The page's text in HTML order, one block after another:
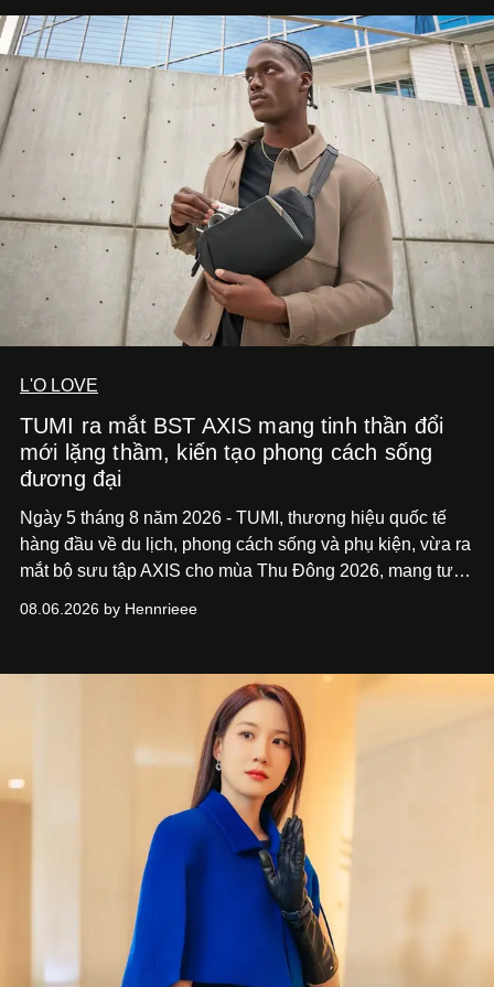
của nam nghệ sĩ khi lần đầu tiên anh trình làng một MV
solo được đầu tư toàn diện từ sáng tác, sản xuất, trình
diễn đến hình ảnh.
L'O LOVE
TUMI ra mắt BST AXIS mang tinh thần đổi
mới lặng thầm, kiến tạo phong cách sống
đương đại
Ngày 5 tháng 8 năm 2026 - TUMI, thương hiệu quốc tế
hàng đầu về du lịch, phong cách sống và phụ kiện, vừa ra
mắt bộ sưu tập AXIS cho mùa Thu Đông 2026, mang tư
và phong cách sống hiện đại bằng thiết kế sắc nét, chuẩn
08.06.2026 by Hennrieee